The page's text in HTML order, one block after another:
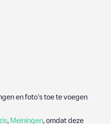
en foto's toe te voegen
Meiningen , omdat deze